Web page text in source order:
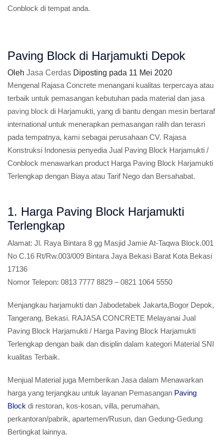
Conblock di tempat anda.
Paving Block di Harjamukti Depok
Oleh Jasa Cerdas Diposting pada 11 Mei 2020
Mengenal Rajasa Concrete menangani kualitas terpercaya atau
terbaik untuk pemasangan kebutuhan pada material dan jasa
paving block di Harjamukti, yang di bantu dengan mesin bertaraf
international untuk menerapkan pemasangan ralih dan terasri
pada tempatnya, kami sebagai perusahaan CV. Rajasa
Konstruksi Indonesia penyedia Jual Paving Block Harjamukti /
Conblock menawarkan product Harga Paving Block Harjamukti
Terlengkap dengan Biaya atau Tarif Nego dan Bersahabat.
1. Harga Paving Block Harjamukti
Terlengkap
Alamat: Jl. Raya Bintara 8 gg Masjid Jamie At-Taqwa Block.001
No C.16 Rt/Rw.003/009 Bintara Jaya Bekasi Barat Kota Bekasi
17136
Nomor Telepon: 0813 7777 8829 – 0821 1064 5550
Menjangkau harjamukti dan Jabodetabek Jakarta,Bogor Depok,
Tangerang, Bekasi. RAJASA CONCRETE Melayanai Jual
Paving Block Harjamukti / Harga Paving Block Harjamukti
Terlengkap dengan baik dan disiplin dalam kategori Material SNI
kualitas Terbaik.
Menjual Material juga Memberikan Jasa dalam Menawarkan
harga yang terjangkau untuk layanan Pemasangan Paving
Block di restoran, kos-kosan, villa, perumahan,
perkantoran/pabrik, apartemen/Rusun, dan Gedung-Gedung
Bertingkat lainnya.